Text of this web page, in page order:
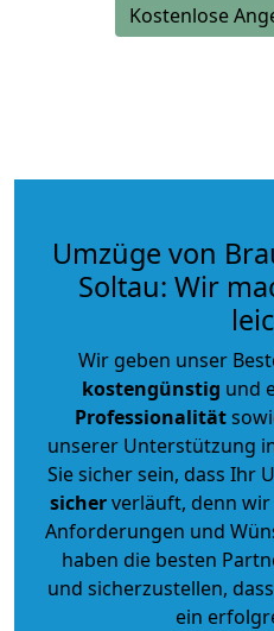
Kostenlose
Umzüge von
Soltau: Wir
Wir geben unser
kostengünstig und
Professionalität
unserer Unterstützung
Sie sicher sein, dass Ihr
sicherverläuft, denn wir
Anforderungen und
haben die besten
und sicherzustellen,
ein